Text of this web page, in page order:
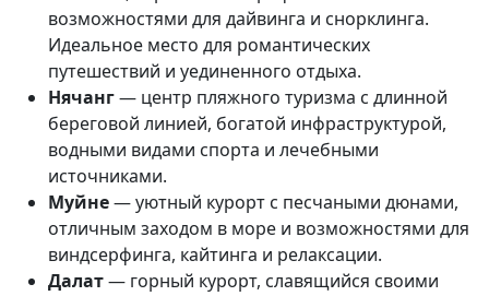
возможностями для дайвинга и снорклинга.
Идеальное место для романтических
путешествий и уединенного отдыха.
Нячанг— центр пляжного туризма с длинной
береговой линией, богатой инфраструктурой,
водными видами спорта и лечебными
источниками.
Муйне— уютный курорт с песчаными дюнами,
отличным заходом в море и возможностями для
виндсерфинга, кайтинга и релаксации.
Далат— горный курорт, славящийся своими